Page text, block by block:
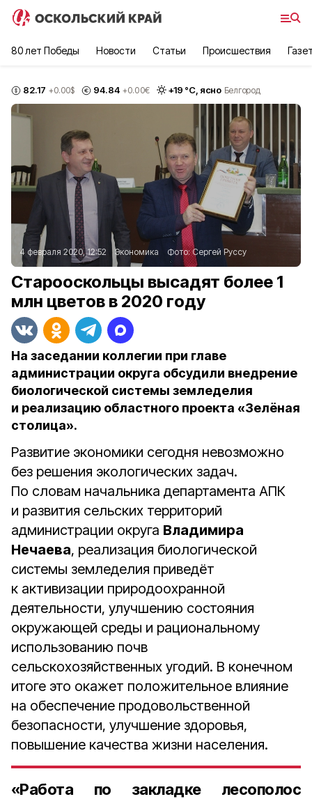
80 лет Победы Новости Статьи Происшествия
82.17 +0.00$ 94.84 +0.00€ +19 °С, ясно Белгород
4 февраля 2020, 12:52 Экономика Фото:Сергей Руссу
Старооскольцы высадят более 1
млн цветов в 2020 году
На заседании коллегии при главе
администрации округа обсудили внедрение
биологической системы земледелия
и реализацию областного проекта «Зелёная
столица».
Развитие экономики сегодня невозможно
без решения экологических задач.
По словам начальника департамента АПК
и развития сельских территорий
администрации округа Владимира
Нечаева, реализация биологической
системы земледелия приведёт
к активизации природоохранной
деятельности, улучшению состояния
окружающей среды и рациональному
использованию почв
сельскохозяйственных угодий. В конечном
итоге это окажет положительное влияние
на обеспечение продовольственной
безопасности, улучшение здоровья,
повышение качества жизни населения.
«Работа по закладке лесополос